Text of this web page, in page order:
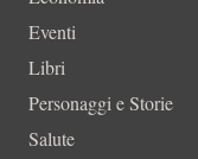
Eventi
Libri
Personaggi e Storie
Salute